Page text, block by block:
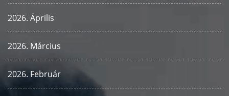
2026. Április
2026. Március
2026. Február